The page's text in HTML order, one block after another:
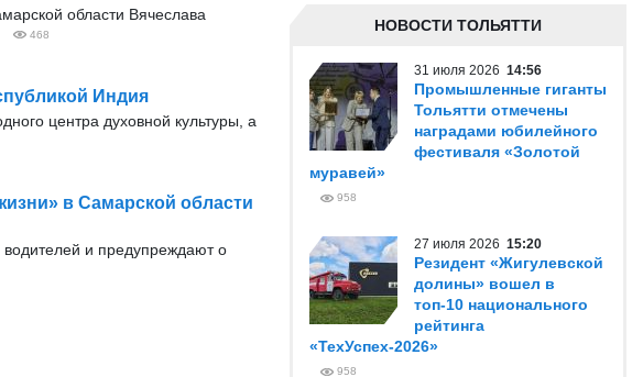
области Вячеслава
468
Индия
центра духовной культуры, а
в Самарской области
и предупреждают о
НОВОСТИ ТОЛЬЯТТИ
31 июля 2026 14:56
Промышленные гиганты
Тольятти отмечены
наградами юбилейного
фестиваля «Золотой
муравей»
958
27 июля 2026 15:20
Резидент «Жигулевской
долины» вошел в
топ-10 национального
рейтинга
«ТехУспех-2026»
958